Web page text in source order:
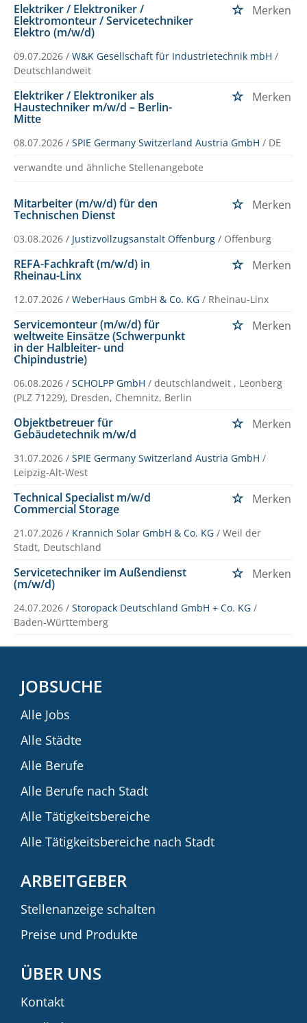
Elektriker / Elektroniker /
Elektromonteur / Servicetechniker
Elektro (m/w/d)
Merken
09.07.2026 / W&K Gesellschaft für Industrietechnik mbH /
Deutschlandweit
Elektriker / Elektroniker als
Haustechniker m/w/d – Berlin-
Mitte
Merken
08.07.2026 / SPIE Germany Switzerland Austria GmbH / DE
verwandte und ähnliche Stellenangebote
Mitarbeiter (m/w/d) für den
Technischen Dienst
Merken
03.08.2026 / Justizvollzugsanstalt Offenburg / Offenburg
REFA-Fachkraft (m/w/d) in
Rheinau-Linx
Merken
12.07.2026 / WeberHaus GmbH & Co. KG / Rheinau-Linx
Servicemonteur (m/w/d) für
weltweite Einsätze (Schwerpunkt
in der Halbleiter- und
Chipindustrie)
Merken
06.08.2026 / SCHOLPP GmbH / deutschlandweit , Leonberg
(PLZ 71229), Dresden, Chemnitz, Berlin
Objektbetreuer für
Gebäudetechnik m/w/d
Merken
31.07.2026 / SPIE Germany Switzerland Austria GmbH /
Leipzig-Alt-West
Technical Specialist m/w/d
Commercial Storage
Merken
21.07.2026 / Krannich Solar GmbH & Co. KG / Weil der
Stadt, Deutschland
Servicetechniker im Außendienst
(m/w/d)
Merken
24.07.2026 / Storopack Deutschland GmbH + Co. KG /
Baden-Württemberg
JOBSUCHE
Alle Jobs
Alle Städte
Alle Berufe
Alle Berufe nach Stadt
Alle Tätigkeitsbereiche
Alle Tätigkeitsbereiche nach Stadt
ARBEITGEBER
Stellenanzeige schalten
Preise und Produkte
ÜBER UNS
Kontakt